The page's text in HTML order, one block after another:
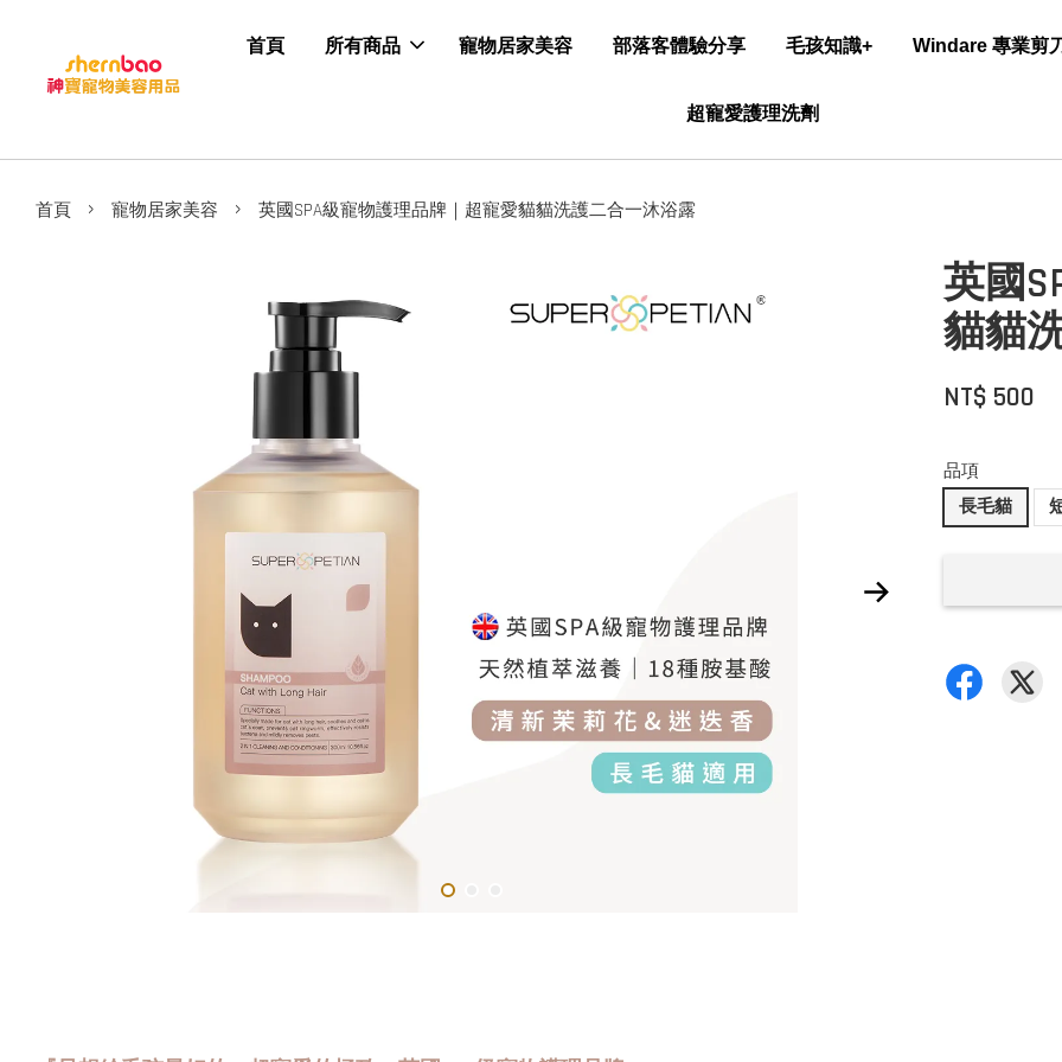
首頁 所有商品 寵物居家美容 部落客體驗分享 毛孩知識+ Windare 專業剪
超寵愛護理洗劑
首頁 › 寵物居家美容 › 英國SPA級寵物護理品牌｜超寵愛貓貓洗護二合一沐浴露
英國
貓貓
NT$ 500
品項
長毛貓